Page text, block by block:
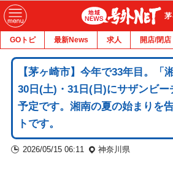
茅
GOトピ 最新News 求人 開店/閉店
【茅ヶ崎市】今年で33年目。「
30日(土)・31日(日)にサザンビ
予定です。湘南の夏の始まりを
トです。
2026/05/15 06:11 神奈川県